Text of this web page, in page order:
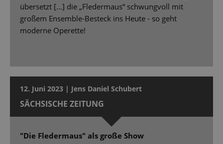
übersetzt [...] die „Fledermaus“ schwungvoll mit
großem Ensemble-Besteck ins Heute - so geht
moderne Operette!
12. Juni 2023 | Jens Daniel Schubert
SÄCHSISCHE ZEITUNG
"Die Fledermaus" als große Show